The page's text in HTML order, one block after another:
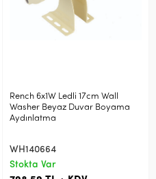
Rench 6x1W Ledli 17cm Wall
Washer Beyaz Duvar Boyama
Aydınlatma
WH140664
Stokta Var